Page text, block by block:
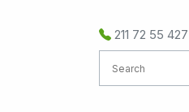
211 72 55 427